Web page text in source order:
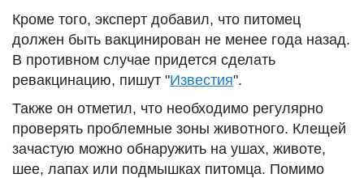
Кроме того, эксперт добавил, что питомец
должен быть вакцинирован не менее года назад.
В противном случае придется сделать
ревакцинацию, пишут "Известия".
Также он отметил, что необходимо регулярно
проверять проблемные зоны животного. Клещей
зачастую можно обнаружить на ушах, животе,
шее, лапах или подмышках питомца. Помимо